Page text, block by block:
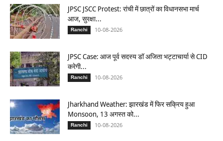
JPSC JSCC Protest: रांची में छात्रों का विधानसभा मार्च
आज, सुरक्षा...
Ranchi 10-08-2026
JPSC Case: आज पूर्व सदस्य डॉ अजिता भट्टाचार्या से CID
करेगी...
Ranchi 10-08-2026
Jharkhand Weather: झारखंड में फिर सक्रिय हुआ
Monsoon, 13 अगस्त को...
Ranchi 10-08-2026